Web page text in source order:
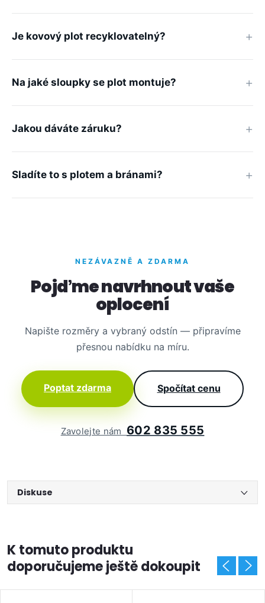
Je kovový plot recyklovatelný?
Na jaké sloupky se plot montuje?
Jakou dáváte záruku?
Sladíte to s plotem a bránami?
NEZÁVAZNĚ A ZDARMA
Pojďme navrhnout vaše
oplocení
Napište rozměry a vybraný odstín — připravíme
přesnou nabídku na míru.
Poptat zdarma Spočítat cenu
Zavolejte nám 602 835 555
Diskuse
K tomuto produktu
doporučujeme ještě dokoupit